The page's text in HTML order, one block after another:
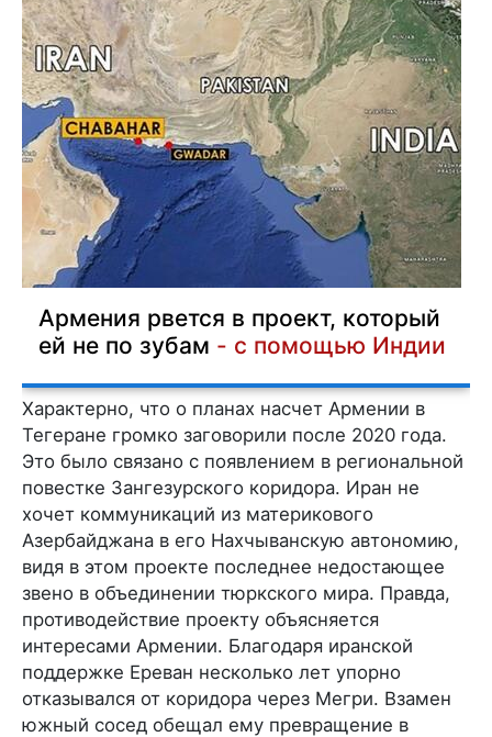
Армения рвется в проект, который
ей не по зубам - с помощью Индии
Характерно, что о планах насчет Армении в
Тегеране громко заговорили после 2020 года.
Это было связано с появлением в региональной
повестке Зангезурского коридора. Иран не
хочет коммуникаций из материкового
Азербайджана в его Нахчыванскую автономию,
видя в этом проекте последнее недостающее
звено в объединении тюркского мира. Правда,
противодействие проекту объясняется
интересами Армении. Благодаря иранской
поддержке Ереван несколько лет упорно
отказывался от коридора через Мегри. Взамен
южный сосед обещал ему превращение в